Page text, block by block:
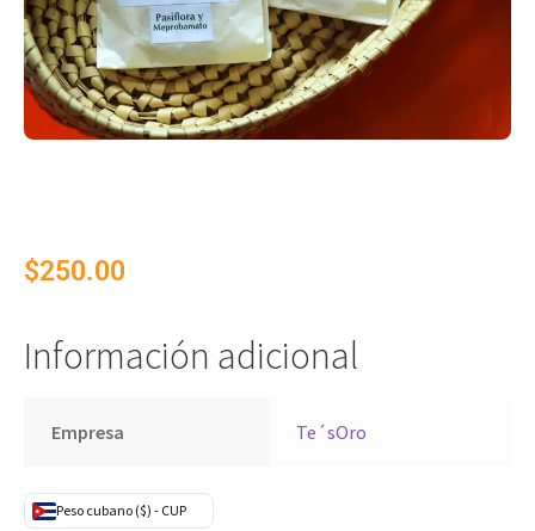
$250.00
Información adicional
Empresa Te´sOro
Peso cubano ($) - CUP